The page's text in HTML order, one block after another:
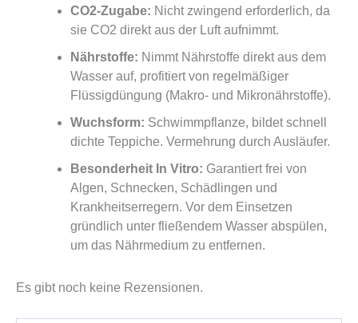
CO2-Zugabe: Nicht zwingend erforderlich, da
sie CO2 direkt aus der Luft aufnimmt.
Nährstoffe: Nimmt Nährstoffe direkt aus dem
Wasser auf, profitiert von regelmäßiger
Flüssigdüngung (Makro- und Mikronährstoffe).
Wuchsform: Schwimmpflanze, bildet schnell
dichte Teppiche. Vermehrung durch Ausläufer.
Besonderheit In Vitro: Garantiert frei von
Algen, Schnecken, Schädlingen und
Krankheitserregern. Vor dem Einsetzen
gründlich unter fließendem Wasser abspülen,
um das Nährmedium zu entfernen.
Es gibt noch keine Rezensionen.